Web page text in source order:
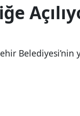
Belediyesi’nin